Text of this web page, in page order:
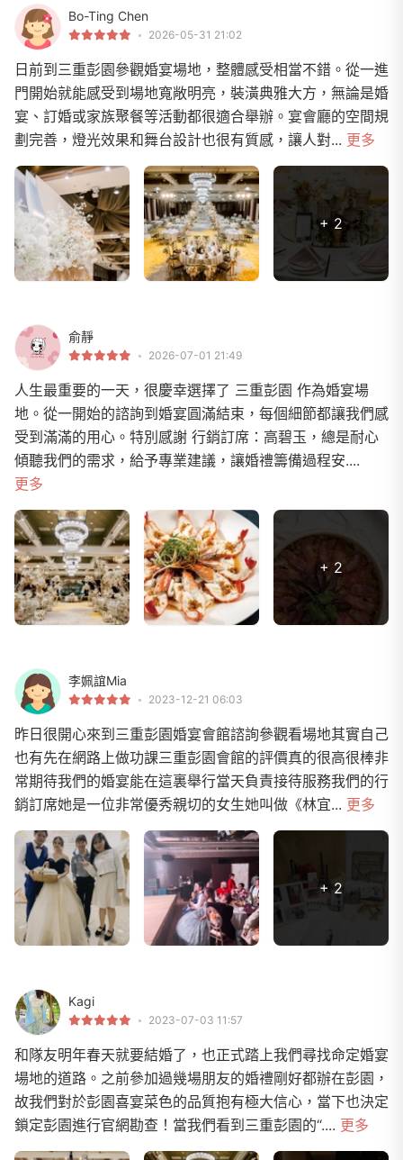
Bo-Ting Chen
2026-05-31 21:02
日前到三重彭園參觀婚宴場地，整體感受相當不錯。從一進
門開始就能感受到場地寬敞明亮，裝潢典雅大方，無論是婚
宴、訂婚或家族聚餐等活動都很適合舉辦。宴會廳的空間規
劃完善，燈光效果和舞台設計也很有質感，讓人對... 更多
+ 2
俞靜
2026-07-01 21:49
人生最重要的一天，很慶幸選擇了 三重彭園 作為婚宴場
地。從一開始的諮詢到婚宴圓滿結束，每個細節都讓我們感
受到滿滿的用心。特別感謝 行銷訂席：高碧玉，總是耐心
傾聽我們的需求，給予專業建議，讓婚禮籌備過程安....
更多
+ 2
李姵誼Mia
2023-12-21 06:03
昨日很開心來到三重彭園婚宴會館諮詢參觀看場地其實自己
也有先在網路上做功課三重彭園會館的評價真的很高很棒非
常期待我們的婚宴能在這裏舉行當天負責接待服務我們的行
銷訂席她是一位非常優秀親切的女生她叫做《林宜... 更多
+ 2
Kagi
2023-07-03 11:57
和隊友明年春天就要結婚了，也正式踏上我們尋找命定婚宴
場地的道路。之前參加過幾場朋友的婚禮剛好都辦在彭園，
故我們對於彭園喜宴菜色的品質抱有極大信心，當下也決定
鎖定彭園進行官網勘查！當我們看到三重彭園的“.... 更多